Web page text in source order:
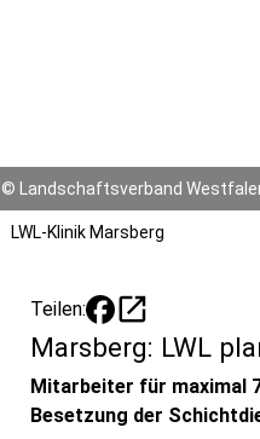
© Landschaftsverband
LWL-Klinik Marsberg
Teilen: open_in_new
Marsberg: LWL
Mitarbeiter für maximal
Besetzung der